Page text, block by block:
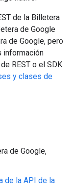
de la Billetera
de Google
de Google, pero
información
REST o el SDK
y clases de
de Google,
de la API de la